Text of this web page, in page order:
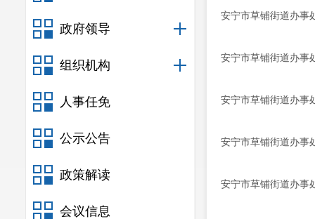
政府领导
组织机构
人事任免
公示公告
政策解读
会议信息
安宁市草铺街道办事
安宁市草铺街道办事
安宁市草铺街道办事
安宁市草铺街道办事
安宁市草铺街道办事